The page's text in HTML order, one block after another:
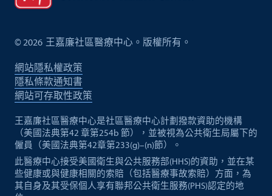
©2026 王嘉廉社區醫療中心。版權所有。
網站隱私權政策
隱私條款通知書
網站可存取性政策
王嘉廉社區醫療中心是社區醫療中心計劃撥款資助的機構
（美國法典第42 章第254b 節），並被視為公共衛生局屬下的
僱員（美國法典第42章第233(g)–(n)節）。
此醫療中心接受美國衛生與公共服務部(HHS)的資助，並在某
些健康或與健康相關的索賠（包括醫療事故索賠）方面，為
其自身及其受保個人享有聯邦公共衛生服務(PHS)認定的地